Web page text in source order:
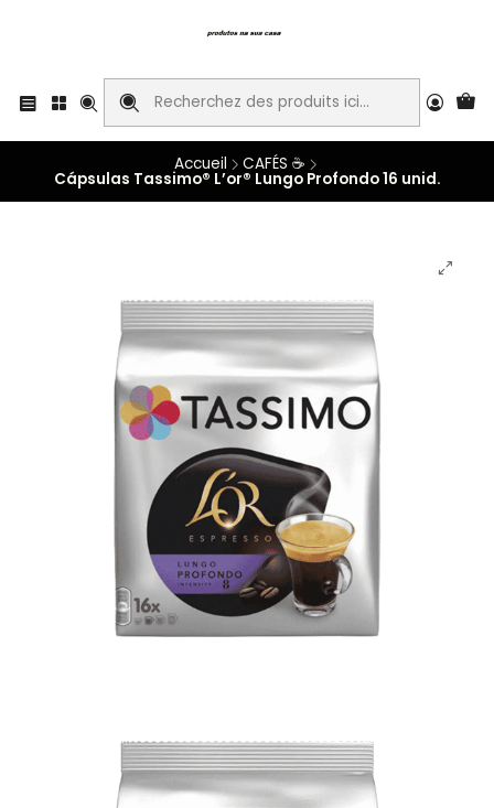
Accueil CAFÉS ☕
Cápsulas Tassimo® L’or® Lungo Profondo 16 unid.